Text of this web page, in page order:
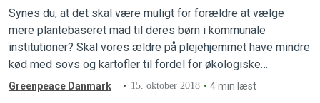
Synes du, at det skal være muligt for forældre at vælge
mere plantebaseret mad til deres børn i kommunale
institutioner? Skal vores ældre på plejehjemmet have mindre
kød med sovs og kartofler til fordel for økologiske
grøntsager og proteinrige bælgfrugter? Og skal der i det
Greenpeace Danmark 15. oktober 2018 4 min læst